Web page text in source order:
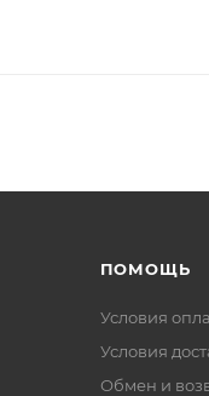
ПОМОЩЬ
Условия
Условия
Обмен и